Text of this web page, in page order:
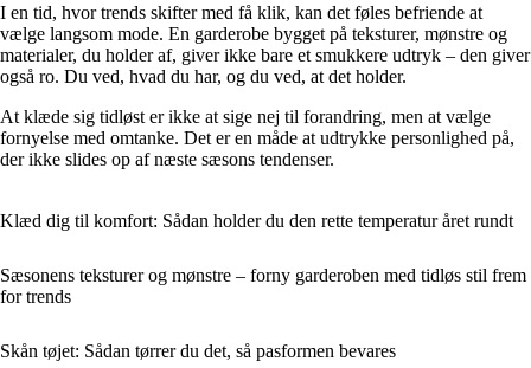
I en tid, hvor trends skifter med få klik, kan det føles befriende at
vælge langsom mode. En garderobe bygget på teksturer, mønstre og
materialer, du holder af, giver ikke bare et smukkere udtryk – den giver
også ro. Du ved, hvad du har, og du ved, at det holder.
At klæde sig tidløst er ikke at sige nej til forandring, men at vælge
fornyelse med omtanke. Det er en måde at udtrykke personlighed på,
der ikke slides op af næste sæsons tendenser.
Klæd dig til komfort: Sådan holder du den rette temperatur året rundt
Sæsonens teksturer og mønstre – forny garderoben med tidløs stil frem
for trends
Skån tøjet: Sådan tørrer du det, så pasformen bevares